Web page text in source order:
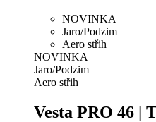
NOVINKA
Jaro/Podzim
Aero střih
NOVINKA
Jaro/Podzim
Aero střih
Vesta PRO 46 |